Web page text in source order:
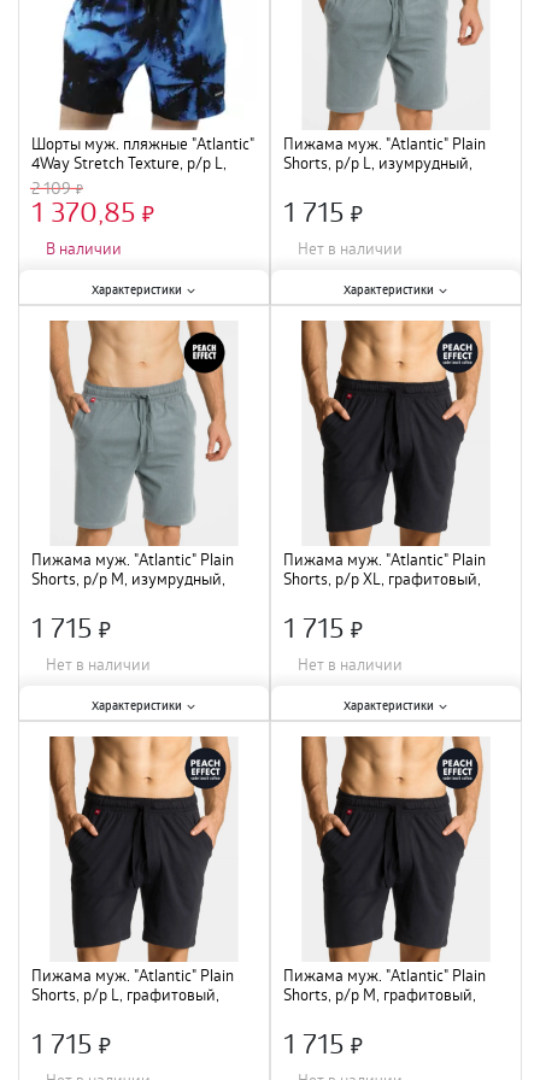
Характеристики:
Размер :L;
Шорты муж. пляжные "Atlantic"
4Way Stretch Texture, р/р L,
голубой/черный, KMB-227
2 109
1 370,85
В наличии
Характеристики Характеристики:
Размер L;
Состав
100% хлопок ;
Пижама муж. "Atlantic" Plain
Shorts, р/р L, изумрудный,
1 715
Нет в наличии
Характеристики
Характеристики:
Размер M;
Состав
100% хлопок ;
Пижама муж. "Atlantic" Plain
Shorts, р/р M, изумрудный,
1 715
Нет в наличии
Характеристики Характеристики:
Размер XL;
Состав
100% хлопок ;
Пижама муж. "Atlantic" Plain
Shorts, р/р XL, графитовый,
1 715
Нет в наличии
Характеристики
Пижама муж. "Atlantic" Plain
Shorts, р/р L, графитовый,
1 715
Пижама муж. "Atlantic" Plain
Shorts, р/р M, графитовый,
1 715